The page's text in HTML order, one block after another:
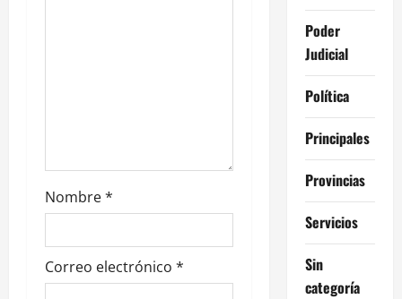
a
s
Nombre*
Correo electrónico *
Poder
Judicial
Política
Principales
Provincias
Servicios
Sin
categoría